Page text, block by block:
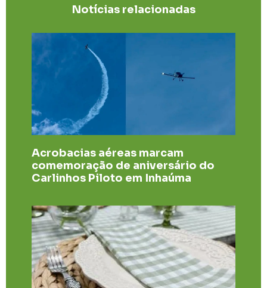
Notícias relacionadas
Acrobacias aéreas marcam
comemoração de aniversário do
Carlinhos Piloto em Inhaúma